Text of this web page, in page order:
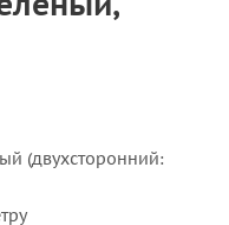
(двухсторонний: